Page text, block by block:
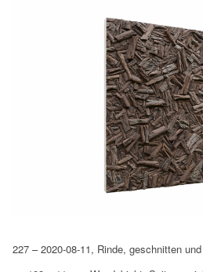
227 – 2020-08-11, Rinde, geschnitten